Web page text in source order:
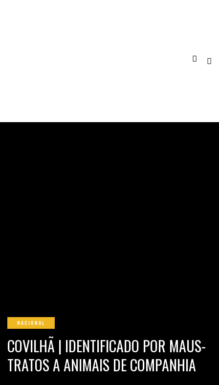
NACIONAL
COVILHÃ | IDENTIFICADO POR MAUS-
TRATOS A ANIMAIS DE COMPANHIA